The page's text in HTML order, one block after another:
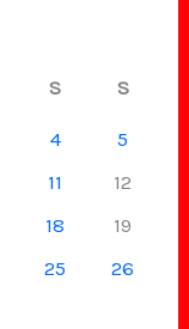
S S
4
5
11
12
18
19
25
26